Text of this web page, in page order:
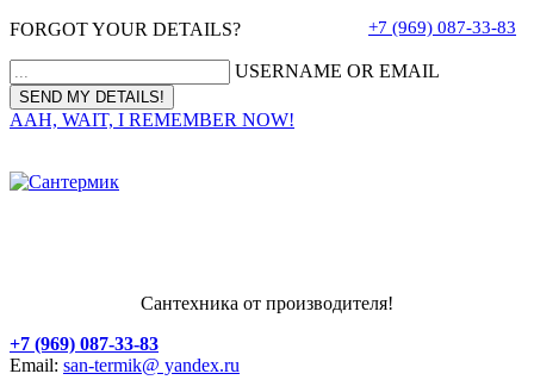
FORGOT YOUR DETAILS?
USERNAME OR EMAIL
AAH, WAIT, I REMEMBER NOW!
+7 (969) 087-33-83
Сантехника от производителя!
+7 (969) 087-33-83
Email: san-termik@ yandex.ru